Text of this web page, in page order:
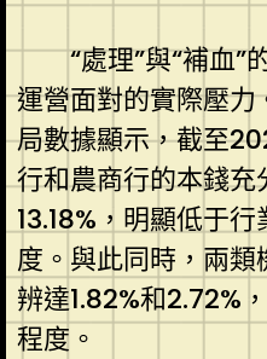
“處理”與“補血”
運營面對的實際壓
局數據顯示，截至
行和農商行的本錢充
13.18%，明顯低于
度。與此同時，兩
辨達1.82%和2.72%
程度。